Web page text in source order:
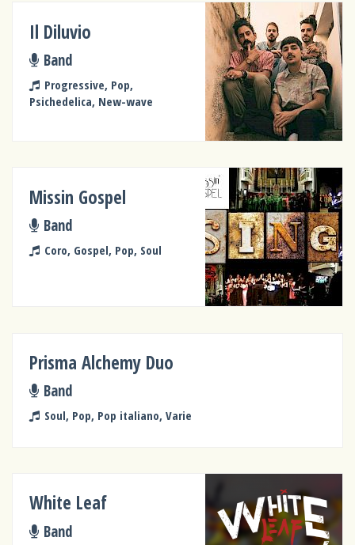
Il Diluvio
Band
Progressive, Pop,
Psichedelica, New-wave
Missin Gospel
Band
Coro, Gospel, Pop, Soul
Prisma Alchemy Duo
Band
Soul, Pop, Pop italiano, Varie
White Leaf
Band